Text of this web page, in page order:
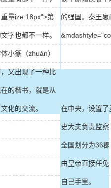
量ize:18px">第
字也都不一样。
小篆（zhuàn）
又出现了一种比
的楷书，就是从
化的交流。
的强国。秦王
在中央，设置
史大夫负责监
全国划分为36
由皇帝直接任
自己手里。